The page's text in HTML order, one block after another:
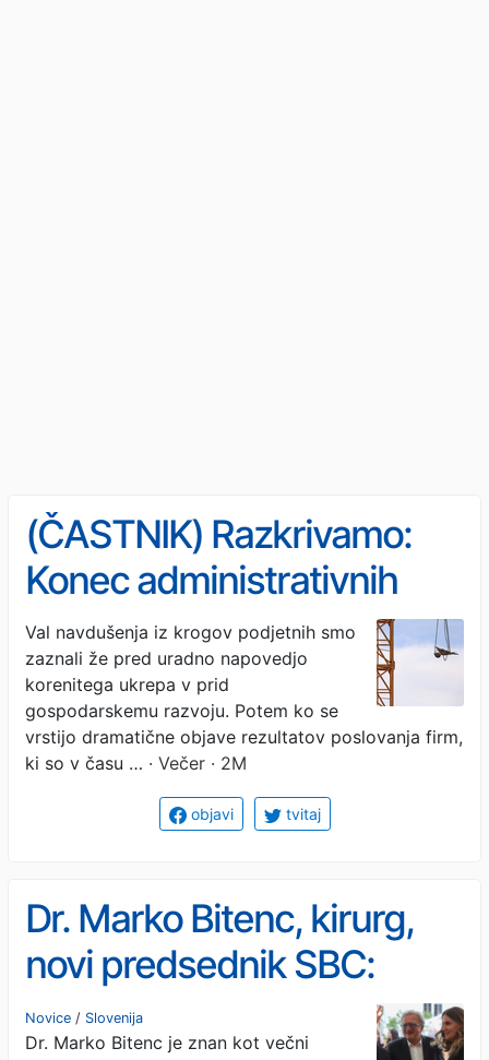
(ČASTNIK) Razkrivamo:
Konec administrativnih
bremen, nova vlada bo
ukinila delavstvo!
Val navdušenja iz krogov podjetnih smo
zaznali že pred uradno napovedjo
korenitega ukrepa v prid
gospodarskemu razvoju. Potem ko se
vrstijo dramatične objave rezultatov poslovanja firm,
ki so v času … · Večer · 2M
objavi tvitaj
Dr. Marko Bitenc, kirurg,
novi predsednik SBC:
Večni zagovornik
Novice / Slovenija
Dr. Marko Bitenc je znan kot večni